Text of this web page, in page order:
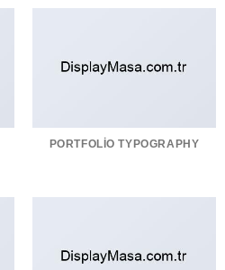
PORTFOLIO TYPOGRAPHY